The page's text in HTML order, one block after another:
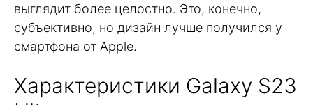
выглядит более целостно. Это, конечно,
субъективно, но дизайн лучше получился у
смартфона от Apple.
Характеристики Galaxy S23